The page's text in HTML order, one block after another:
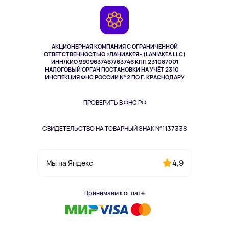
АКЦИОНЕРНАЯ КОМПАНИЯ С ОГРАНИЧЕННОЙ
ОТВЕТСТВЕННОСТЬЮ «ЛАНИАКЕЯ» (LANIAKEA LLC)
ИНН/КИО 9909637467/63746 КПП 231087001
НАЛОГОВЫЙ ОРГАН ПОСТАНОВКИ НА УЧЁТ 2310 —
ИНСПЕКЦИЯ ФНС РОССИИ № 2 ПО Г. КРАСНОДАРУ
ПРОВЕРИТЬ В ФНС РФ
СВИДЕТЕЛЬСТВО НА ТОВАРНЫЙ ЗНАК №1137338
Мы на Яндекс 4,9
Принимаем к оплате
Здоровье питомцев
Одежда и аксессуары